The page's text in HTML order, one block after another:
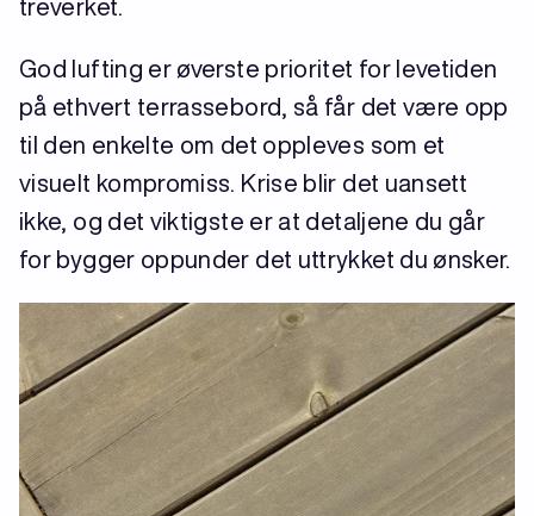
treverket.
God lufting er øverste prioritet for levetiden
på ethvert terrassebord, så får det være opp
til den enkelte om det oppleves som et
visuelt kompromiss. Krise blir det uansett
ikke, og det viktigste er at detaljene du går
for bygger oppunder det uttrykket du ønsker.